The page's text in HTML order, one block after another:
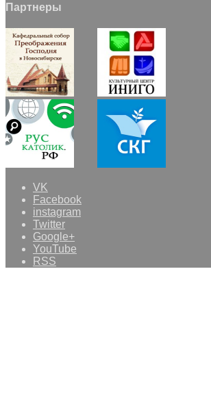
Партнеры
VK
Facebook
instagram
Twitter
Google+
YouTube
RSS